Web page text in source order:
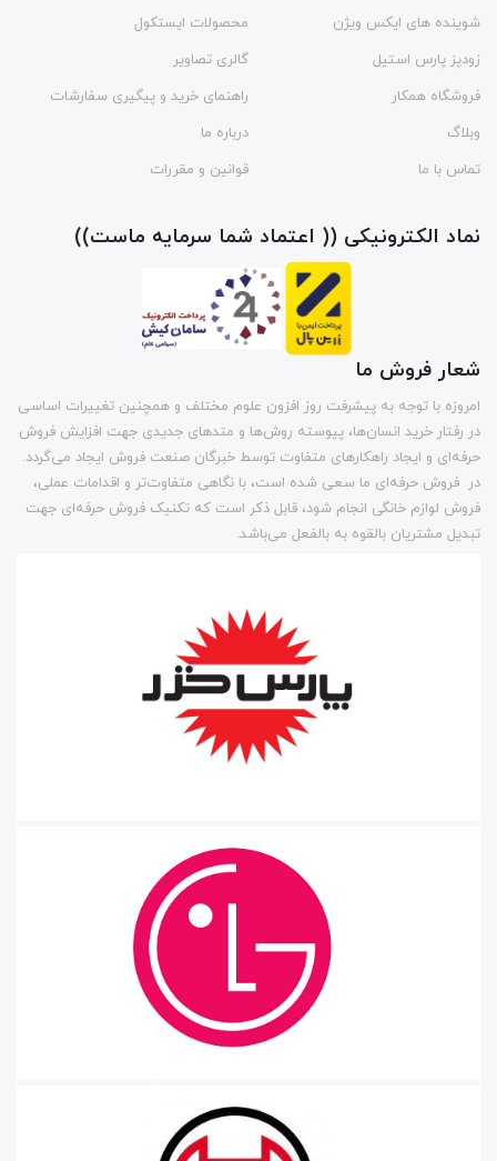
شوینده های ایکس ویژن
محصولات ایستکول
زودپز پارس استیل
گالری تصاویر
فروشگاه همکار
راهنمای خرید و پیگیری سفارشات
وبلاگ
درباره ما
تماس با ما
قوانین و مقررات
نماد الکترونیکی (( اعتماد شما سرمایه ماست))
شعار فروش ما
امروزه با توجه به پیشرفت روز افزون علوم مختلف و همچنین تغییرات اساسی
در رفتار خرید انسان‌ها، پیوسته روش‌ها و متد‌های جدیدی جهت افزایش فروش
حرفه‌ای و ایجاد راهکارهای متفاوت توسط خبرگان صنعت فروش ایجاد می‌گردد.
در فروش حرفه‌ای ما سعی شده است، با نگاهی متفاوت‌تر و اقدامات عملی،
فروش لوازم خانگی انجام شود، قابل ذکر است که تکنیک فروش حرفه‌ای جهت
تبدیل مشتریان بالقوه به بالفعل می‌باشد.